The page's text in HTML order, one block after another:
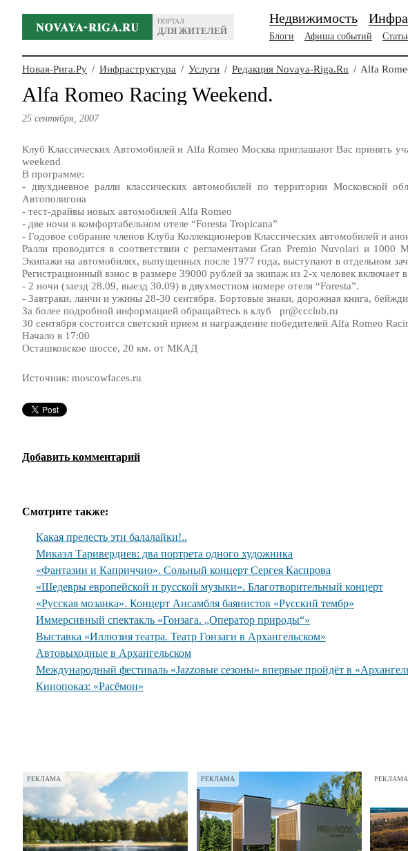
ПОРТАЛ
ДЛЯ ЖИТЕЛЕЙ
Недвижимость
Блоги Афиша событий
Новая-Рига.Ру / Инфраструктура / Услуги / Редакция Novaya-Riga.Ru / Alfa
Alfa Romeo Racing Weekend.
25 сентября, 2007
Клуб Классических Автомобилей и Alfa Romeo Москва приглашают Вас принять
weekend
В программе:
- двухдневное ралли классических автомобилей по территории Московской
Автополигона
- тест-драйвы новых автомобилей Alfa Romeo
- две ночи в комфортабельном отеле “Foresta Tropicana”
- Годовое собрание членов Клуба Коллекционеров Классических автомобилей и
Ралли проводится в соответствии с регламентами Gran Premio Nuvolari и
Экипажи на автомобилях, выпущенных после 1977 года, выступают в отдельном
Регистрационный взнос в размере 39000 рублей за экипаж из 2-х человек включает
- 2 ночи (заезд 28.09, выезд 30.09) в двухместном номере отеля “Foresta”.
- Завтраки, ланчи и ужины 28-30 сентября. Бортовые знаки, дорожная книга,
За более подробной информацией обращайтесь в клуб pr@ccclub.ru
30 сентября состоится светский прием и награждение победителей Alfa Romeo
Начало в 17:00
Осташковское шоссе, 20 км. от МКАД
Источник: moscowfaces.ru
Добавить комментарий
Смотрите также:
Какая прелесть эти балалайки!..
Микаэл Таривердиев: два портрета одного художника
«Фантазии и Каприччио». Сольный концерт Сергея Каспрова
«Шедевры европейской и русской музыки». Благотворительный концерт
«Русская мозаика». Концерт Ансамбля баянистов «Русский тембр»
Иммерсивный спектакль «Гонзага. „Оператор природы“»
Выставка «Иллюзия театра. Театр Гонзаги в Архангельском»
Автовыходные в Архангельском
Международный фестиваль «Jazzовые сезоны» впервые пройдёт в
Кинопоказ: «Расёмон»
РЕКЛАМА РЕКЛАМА РЕКЛАМА